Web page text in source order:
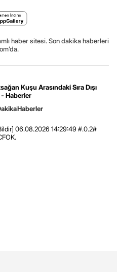
haber sitesi. Son dakika haberleri
Kuşu Arasındaki Sıra Dışı
Haberler
Haberler
06.08.2026 14:29:49 #.0.2#